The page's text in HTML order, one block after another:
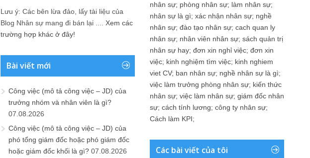
Lưu ý: Các bên lừa đảo, lấy tài liệu của
Blog Nhân sự mang đi bán lại .... Xem các
trường hợp khác ở đây!
Bài viết mới
Công việc (mô tả công việc – JD) của
trưởng nhóm và nhân viên là gì?
07.08.2026
Công việc (mô tả công việc – JD) của
phó tổng giám đốc hoặc phó giám đốc
hoặc giám đốc khối là gì? 07.08.2026
nhân sự; phòng nhân sự; làm nhân sự;
nhân sự là gì; xác nhận nhân sự; nghề
nhân sự; đào tạo nhân sự; cach quan ly
nhân sự; nhân viên nhân sự; sách quản trị
nhân sự hay; đơn xin nghỉ việc; đơn xin
việc; kinh nghiệm tìm việc; kinh nghiem
viet CV; ban nhân sự; nghề nhân sự là gì;
việc làm trưởng phòng nhân sự; kiến thức
nhân sự; việc làm nhân sự; giám đốc nhân
sự; cách tính lương; công ty nhân sự;
Cách làm KPI;
Các bài viết của tôi